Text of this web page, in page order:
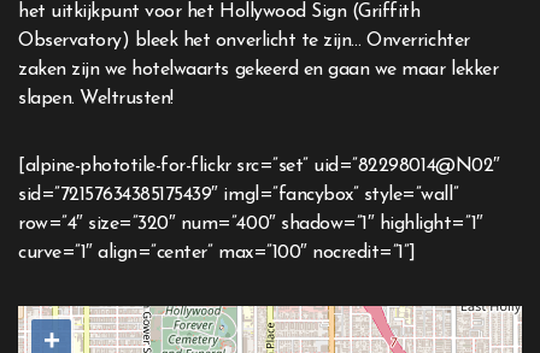
het uitkijkpunt voor het Hollywood Sign (Griffith
Observatory) bleek het onverlicht te zijn… Onverrichter
zaken zijn we hotelwaarts gekeerd en gaan we maar lekker
slapen. Weltrusten!
[alpine-phototile-for-flickr src=”set” uid=”82298014@N02″
sid=”72157634385175439″ imgl=”fancybox” style=”wall”
row=”4″ size=”320″ num=”400″ shadow=”1″ highlight=”1″
curve=”1″ align=”center” max=”100″ nocredit=”1”]